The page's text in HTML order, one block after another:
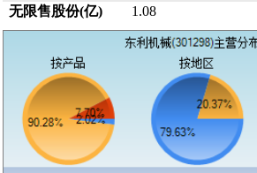
无限售股份(亿)
1.08